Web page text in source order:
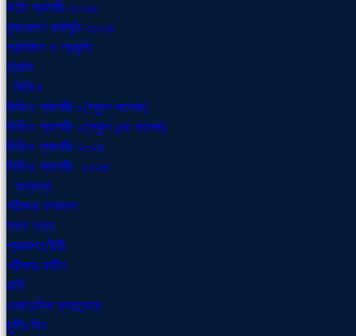
ফটো গ্যালারী-২০২৬
বৃক্ষরোপণ কর্মসূচি-২০২৬
প্রতিষ্ঠান ও প্রকৃতি
ট্রেনিং
ভিডিও
ভিডিও গ্যালারী-১(স্কুল-কলেজ)
ভিডিও গ্যালারী-২(স্কুল এন্ড কলেজ)
ভিডিও গ্যালারী-২০২৫
ভিডিও গ্যালারী- ২০২৬
অন্যান্য
পরীক্ষার ফলাফল
সকল তথ্য
প্রজ্ঞাপন/চিঠি
পরীক্ষার রুটিন
ভর্তি
একাডেমিক ক্যালেন্ডার
ছুটির দিন